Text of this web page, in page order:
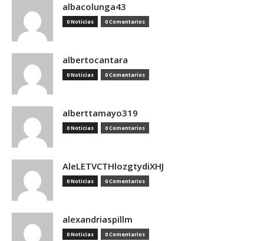
albacolunga43
0 Noticias 0 Comentarios
albertocantara
0 Noticias 0 Comentarios
alberttamayo319
0 Noticias 0 Comentarios
AleLETVCTHlozgtydiXHJ
0 Noticias 0 Comentarios
alexandriaspillm
0 Noticias 0 Comentarios